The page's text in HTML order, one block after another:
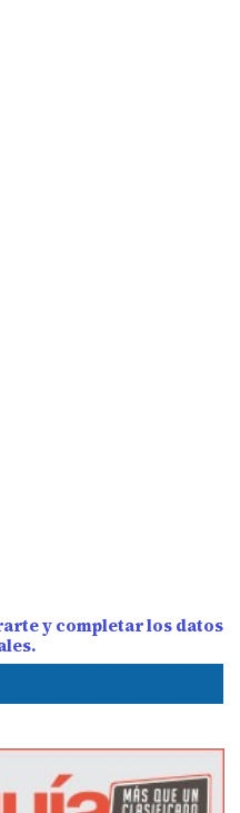
y completar los datos